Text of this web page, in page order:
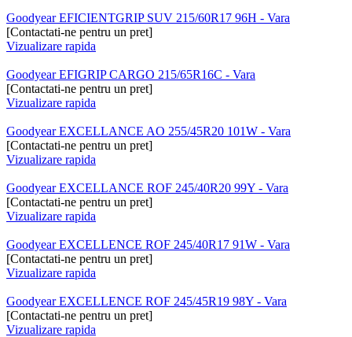
Goodyear EFICIENTGRIP SUV 215/60R17 96H - Vara
[Contactati-ne pentru un pret]
Vizualizare rapida
Goodyear EFIGRIP CARGO 215/65R16C - Vara
[Contactati-ne pentru un pret]
Vizualizare rapida
Goodyear EXCELLANCE AO 255/45R20 101W - Vara
[Contactati-ne pentru un pret]
Vizualizare rapida
Goodyear EXCELLANCE ROF 245/40R20 99Y - Vara
[Contactati-ne pentru un pret]
Vizualizare rapida
Goodyear EXCELLENCE ROF 245/40R17 91W - Vara
[Contactati-ne pentru un pret]
Vizualizare rapida
Goodyear EXCELLENCE ROF 245/45R19 98Y - Vara
[Contactati-ne pentru un pret]
Vizualizare rapida